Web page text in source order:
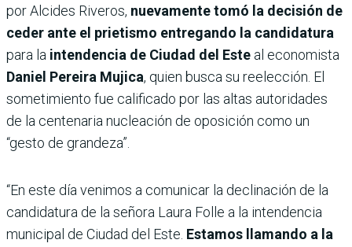
por Alcides Riveros, nuevamente tomó la decisión de
ceder ante el prietismo entregando la candidatura
para la intendencia de Ciudad del Este al economista
Daniel Pereira Mujica, quien busca su reelección. El
sometimiento fue calificado por las altas autoridades
de la centenaria nucleación de oposición como un
“gesto de grandeza”.
“En este día venimos a comunicar la declinación de la
candidatura de la señora Laura Folle a la intendencia
municipal de Ciudad del Este. Estamos llamando a la